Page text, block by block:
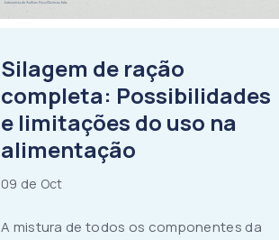
Silagem de ração
completa: Possibilidades
e limitações do uso na
alimentação
09 de Oct
A mistura de todos os componentes da